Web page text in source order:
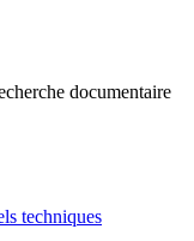
documentaire
techniques